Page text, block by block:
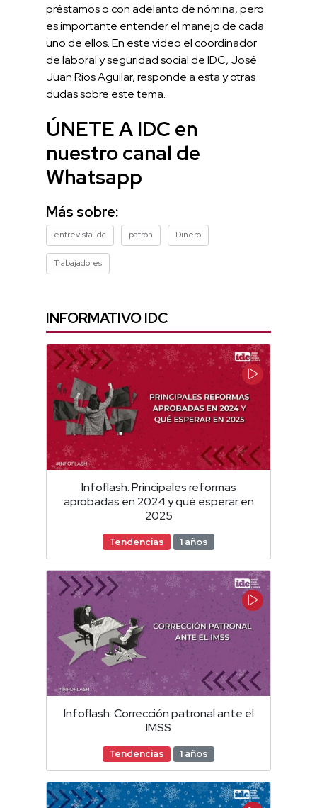
préstamos o con adelanto de nómina, pero
es importante entender el manejo de cada
uno de ellos. En este video el coordinador
de laboral y seguridad social de IDC, José
Juan Rios Aguilar, responde a esta y otras
dudas sobre este tema.
ÚNETE A IDC en
nuestro canal de
Whatsapp
Más sobre:
entrevista idc patrón Dinero
Trabajadores
INFORMATIVO IDC
Infoflash: Principales reformas
aprobadas en 2024 y qué esperar en
2025
Tendencias 1 años
Infoflash: Corrección patronal ante el
IMSS
Tendencias 1 años